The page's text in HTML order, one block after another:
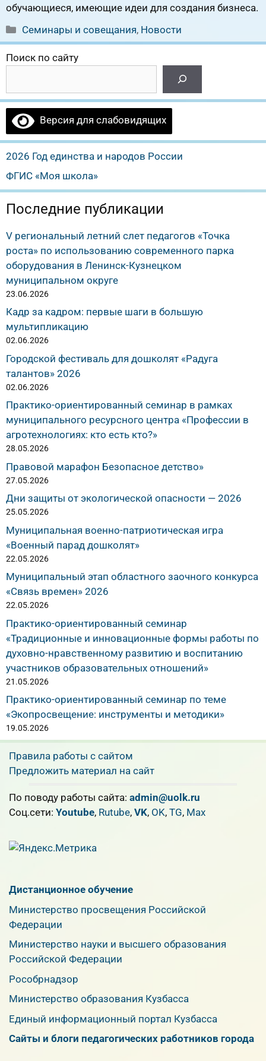
обучающиеся, имеющие идеи для создания бизнеса.
Рубрики
Семинары и совещания, Новости
Поиск по сайту
Версия для слабовидящих
2026 Год единства и народов России
ФГИС «Моя школа»
Последние публикации
V региональный летний слет педагогов «Точка
роста» по использованию современного парка
оборудования в Ленинск-Кузнецком
муниципальном округе
23.06.2026
Кадр за кадром: первые шаги в большую
мультипликацию
02.06.2026
Городской фестиваль для дошколят «Радуга
талантов» 2026
02.06.2026
Практико-ориентированный семинар в рамках
муниципального ресурсного центра «Профессии в
агротехнологиях: кто есть кто?»
28.05.2026
Правовой марафон Безопасное детство»
27.05.2026
Дни защиты от экологической опасности — 2026
25.05.2026
Муниципальная военно-патриотическая игра
«Военный парад дошколят»
22.05.2026
Муниципальный этап областного заочного конкурса
«Связь времен» 2026
22.05.2026
Практико-ориентированный семинар
«Традиционные и инновационные формы работы по
духовно-нравственному развитию и воспитанию
участников образовательных отношений»
21.05.2026
Практико-ориентированный семинар по теме
«Экопросвещение: инструменты и методики»
19.05.2026
Правила работы с сайтом
Предложить материал на сайт
По поводу работы сайта: admin@uolk.ru
Cоц.сети: Youtube, Rutube, VK, OK, TG, Max
Дистанционное обучение
Министерство просвещения Российской
Федерации
Министерство науки и высшего образования
Российской Федерации
Рособрнадзор
Министерство образования Кузбасса
Единый информационный портал Кузбасса
Сайты и блоги педагогических работников города